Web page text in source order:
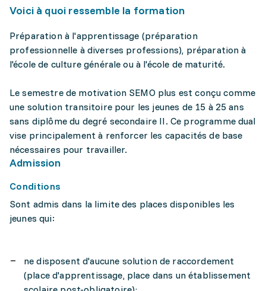
Voici à quoi ressemble la formation
Préparation à l'apprentissage (préparation
professionnelle à diverses professions), préparation à
l'école de culture générale ou à l'école de maturité.
Le semestre de motivation SEMO plus est conçu comme
une solution transitoire pour les jeunes de 15 à 25 ans
sans diplôme du degré secondaire II. Ce programme dual
vise principalement à renforcer les capacités de base
nécessaires pour travailler.
Admission
Conditions
Sont admis dans la limite des places disponibles les
jeunes qui:
ne disposent d'aucune solution de raccordement
(place d'apprentissage, place dans un établissement